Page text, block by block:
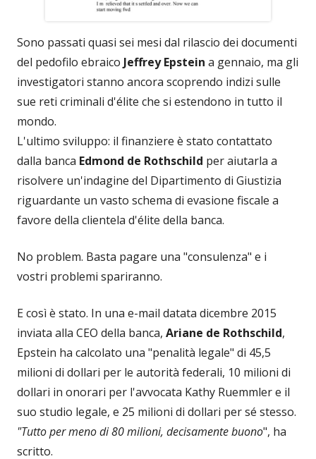
Sono passati quasi sei mesi dal rilascio dei documenti
del pedofilo ebraico Jeffrey Epstein a gennaio, ma gli
investigatori stanno ancora scoprendo indizi sulle
sue reti criminali d'élite che si estendono in tutto il
mondo.
L'ultimo sviluppo: il finanziere è stato contattato
dalla banca Edmond de Rothschild per aiutarla a
risolvere un'indagine del Dipartimento di Giustizia
riguardante un vasto schema di evasione fiscale a
favore della clientela d'élite della banca.
No problem. Basta pagare una "consulenza" e i
vostri problemi spariranno.
E così è stato. In una e-mail datata dicembre 2015
inviata alla CEO della banca, Ariane de Rothschild,
Epstein ha calcolato una "penalità legale" di 45,5
milioni di dollari per le autorità federali, 10 milioni di
dollari in onorari per l'avvocata Kathy Ruemmler e il
suo studio legale, e 25 milioni di dollari per sé stesso.
"Tutto per meno di 80 milioni, decisamente buono", ha
scritto.